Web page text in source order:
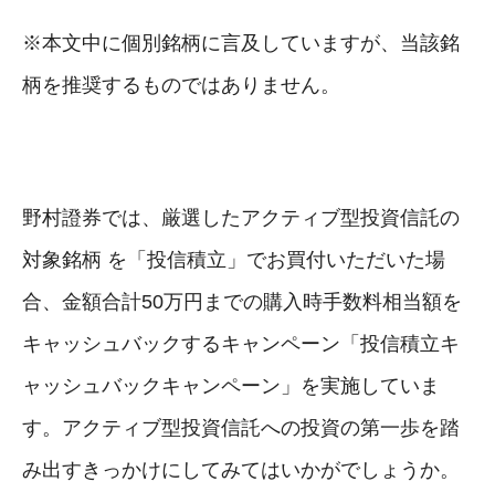
※本文中に個別銘柄に言及していますが、当該銘
柄を推奨するものではありません。
野村證券では、厳選したアクティブ型投資信託の
対象銘柄 を「投信積立」でお買付いただいた場
合、金額合計50万円までの購入時手数料相当額を
キャッシュバックするキャンペーン「投信積立キ
ャッシュバックキャンペーン」を実施していま
す。アクティブ型投資信託への投資の第一歩を踏
み出すきっかけにしてみてはいかがでしょうか。